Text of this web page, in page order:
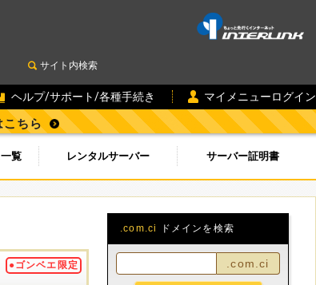
サイト内検索
ヘルプ/サポート/各種手続き マイメニューログイン
ちら
覧 レンタルサーバー サーバー証明書
●ゴンベエ限定
.com.ci ドメインを検索
.com.ci